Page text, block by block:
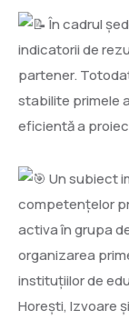
În cadrul
indicatorii de
partener.
stabilite primele
eficientă a
Un subiect
competențelor
activa în grupa
organizarea
instituțiilor de
Horești, Izvoare